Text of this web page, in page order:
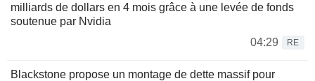
milliards de dollars en 4 mois grâce à une levée de fonds
soutenue par Nvidia
04:29
RE
Blackstone propose un montage de dette massif pour